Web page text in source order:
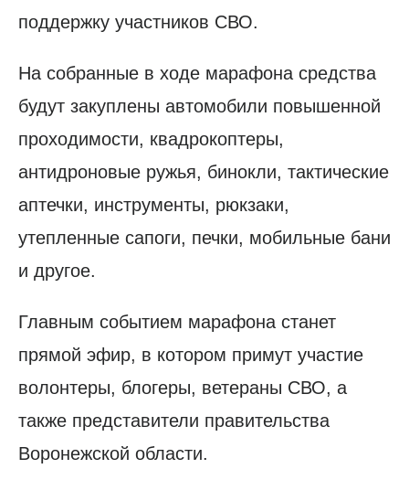
поддержку участников СВО.
На собранные в ходе марафона средства
будут закуплены автомобили повышенной
проходимости, квадрокоптеры,
антидроновые ружья, бинокли, тактические
аптечки, инструменты, рюкзаки,
утепленные сапоги, печки, мобильные бани
и другое.
Главным событием марафона станет
прямой эфир, в котором примут участие
волонтеры, блогеры, ветераны СВО, а
также представители правительства
Воронежской области.